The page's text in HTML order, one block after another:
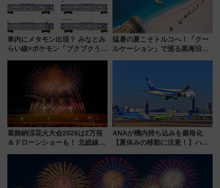
車内にメタモン出現？ みなとみ
らい線×ポケモン「ブクブクうみ
行開始に！ この夏は直通列車で
横浜へ！
猛暑の夏こそトルコへ！「クー
ルケーション」で巡る黒海沿岸
ショジオも認める『2026年に訪
れるべき世界の旅先』
葛飾納涼花火大会2026は2万発
＆ドローンショーも！ 北総線を
車、観覧スポット情報と周辺観
光まとめ（7/28開催）
ANAが機内持ち込みを厳格化
【夏休みの移動に注意！】ハン
「身の回り品」新サイズ制限
(40×30×20cm)おさらい